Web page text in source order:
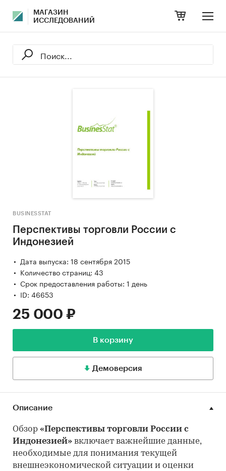
МАГАЗИН
ИССЛЕДОВАНИЙ
BUSINESSTAT
Перспективы торговли России с
Индонезией
Дата выпуска: 18 сентября 2015
Количество страниц: 43
Срок предоставления работы: 1 день
ID: 46653
25 000 ₽
В корзину
Демоверсия
Описание
Обзор «Перспективы торговли России с
Индонезией» включает важнейшие данные,
необходимые для понимания текущей
внешнеэкономической ситуации и оценки